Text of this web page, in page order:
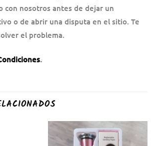
con nosotros antes de dejar un
o de abrir una disputa en el sitio. Te
el problema.
.